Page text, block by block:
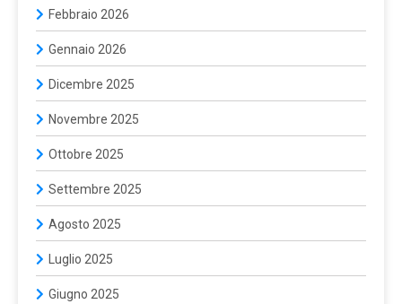
Febbraio 2026
Gennaio 2026
Dicembre 2025
Novembre 2025
Ottobre 2025
Settembre 2025
Agosto 2025
Luglio 2025
Giugno 2025